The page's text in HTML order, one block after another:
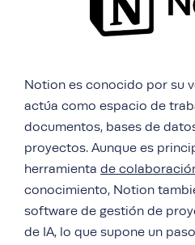
Notion es conocido por su
actúa como espacio de
documentos, bases de
proyectos. Aunque es
herramienta de
conocimiento, Notion
software de gestión de
de IA, lo que supone un